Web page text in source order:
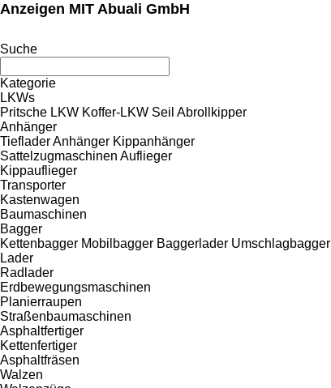
Anzeigen MIT Abuali GmbH
Suche
Kategorie
LKWs
Pritsche LKW Koffer-LKW Seil Abrollkipper
Anhänger
Tieflader Anhänger Kippanhänger
Sattelzugmaschinen Auflieger
Kippauflieger
Transporter
Kastenwagen
Baumaschinen
Bagger
Kettenbagger Mobilbagger Baggerlader Umschlagbagger
Lader
Radlader
Erdbewegungsmaschinen
Planierraupen
Straßenbaumaschinen
Asphaltfertiger
Kettenfertiger
Asphaltfräsen
Walzen